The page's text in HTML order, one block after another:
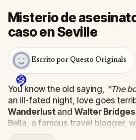
Misterio de
caso en Seville
Escrito por Questo Originals
You know the old saying, “The
an ill-fated night, love goes
Wanderlust and Walter Bridges
Bella, a famous travel blogger,
during a ghost tour led by the